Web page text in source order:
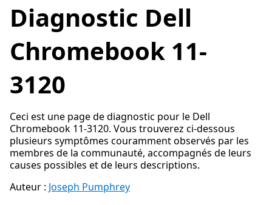
Diagnostic Dell
Chromebook 11-
3120
Ceci est une page de diagnostic pour le Dell
Chromebook 11-3120. Vous trouverez ci-dessous
plusieurs symptômes couramment observés par les
membres de la communauté, accompagnés de leurs
causes possibles et de leurs descriptions.
Auteur : Joseph Pumphrey